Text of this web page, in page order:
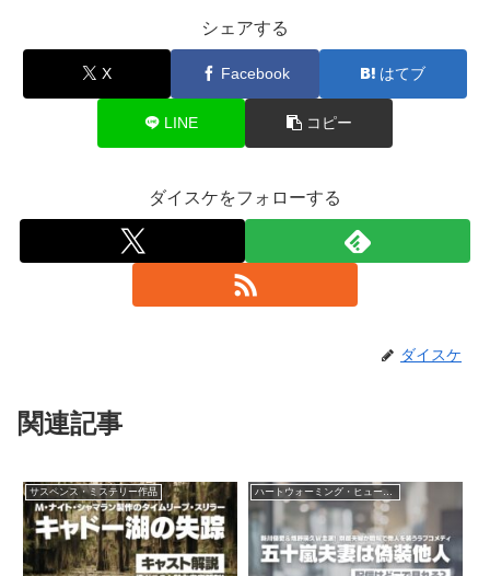
シェアする
X Facebook はてブ
LINE コピー
ダイスケをフォローする
ダイスケ
関連記事
サスペンス・ミステリー作品 ハートウォーミング・ヒューマン作品